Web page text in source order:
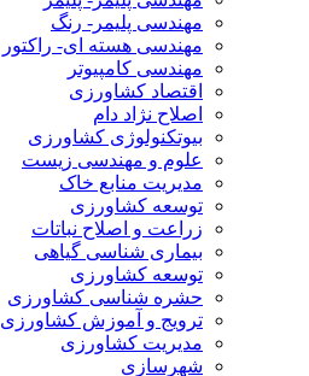
مهندسی پلیمر- رنگ
مهندسی هسته ای- راکتور
مهندسی کامپیوتر
اقتصاد کشاورزی
اصلاح نژاد دام
بیوتکنولوژی کشاورزی
علوم و مهندسی زیست
مدیریت منابع خاک
توسعه کشاورزی
زراعت و اصلاح نباتات
بیماری شناسی گیاهی
توسعه کشاورزی
حشره شناسی کشاورزی
ترویج و آموزش کشاورزی
مدیریت کشاورزی
شهرسازی